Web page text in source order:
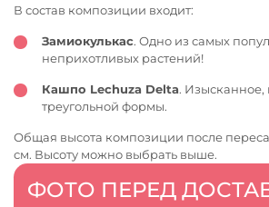
ФОТО ПЕРЕД
В состав композиции входит:
Замиокулькас. Одно из самых
неприхотливых растений!
Кашпо Lechuza Delta. Изысканное,
треугольной формы.
Общая высота композиции после
см. Высоту можно выбрать выше.